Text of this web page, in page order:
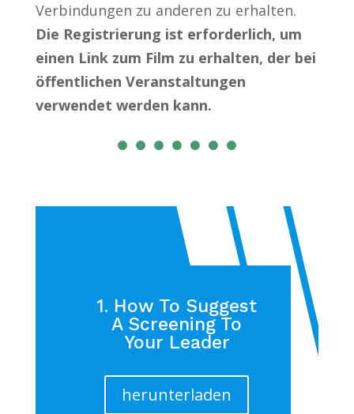
Verbindungen zu anderen zu erhalten.
Die Registrierung ist erforderlich, um
einen Link zum Film zu erhalten, der bei
öffentlichen Veranstaltungen
verwendet werden kann.
1. How To Suggest
A Screening To
Your Leader
herunterladen